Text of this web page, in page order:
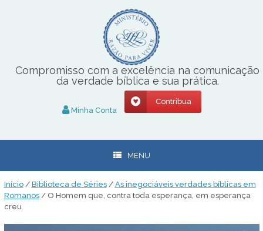
Compromisso com a excelência na comunicação
da verdade bíblica e sua prática.
Minha Conta
Contribua
MENU
Início/ Biblioteca de Séries/ As inegociáveis verdades bíblicas em
Romanos/ O Homem que, contra toda esperança, em esperança
creu